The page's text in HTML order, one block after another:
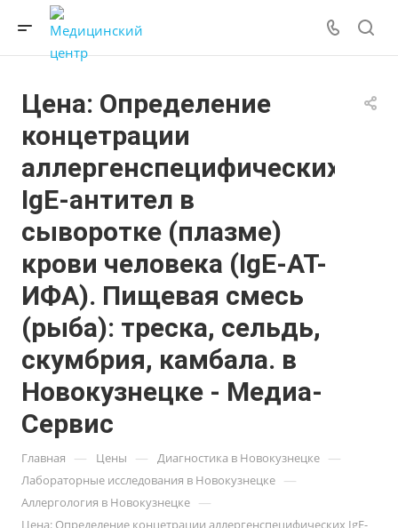
Цена: Определение
концетрации
аллергенспецифических
IgE-антител в
сыворотке (плазме)
крови человека (IgE-АТ-
ИФА). Пищевая смесь
(рыба): треска, сельдь,
скумбрия, камбала. в
Новокузнецке - Медиа-
Сервис
Главная — Цены — Диагностика в Новокузнецке —
Лабораторные исследования в Новокузнецке —
Аллергология в Новокузнецке —
Цена: Определение концетрации аллергенспецифических IgE-